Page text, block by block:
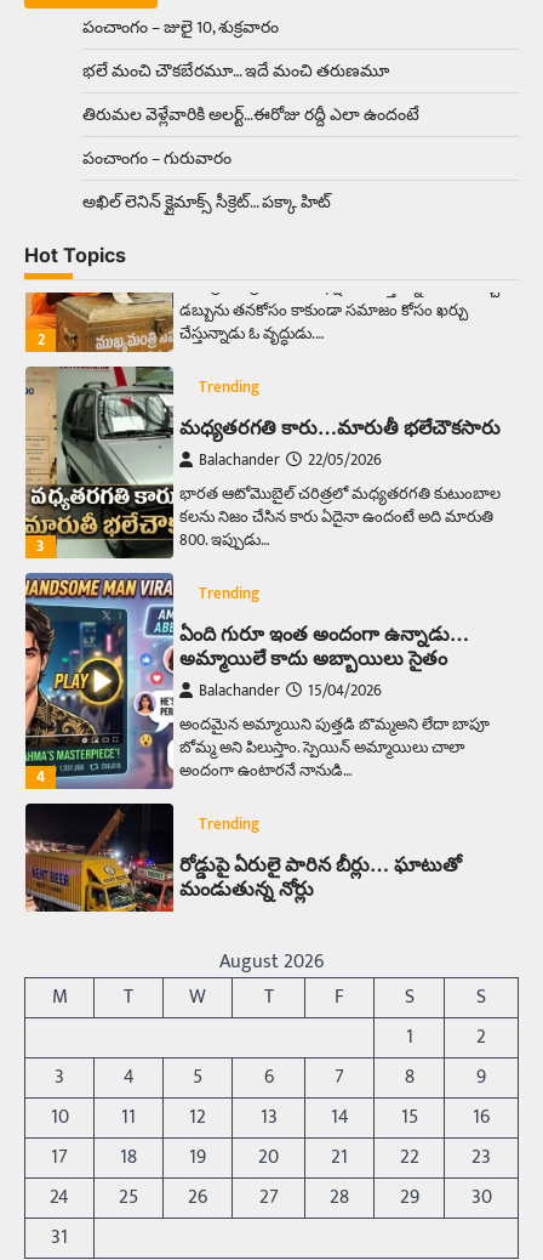
పంచాంగం – జులై 10, శుక్రవారం
భలే మంచి చౌకబేరమూ… ఇదే మంచి తరుణమూ
తిరుమల వెళ్లేవారికి అలర్ట్‌…ఈరోజు రద్దీ ఎలా ఉందంటే
పంచాంగం – గురువారం
అఖిల్‌ లెనిన్ క్లైమాక్స్‌ సీక్రెట్‌… పక్కా హిట్‌
Hot Topics
Balachander
ఆదివారం వచ్చిందంటే చాలు సామాన్యుడి నుండి
సాఫ్ట్‌వేర్ ఉద్యోగి వరకు అందరికీ గుర్తొచ్చే మొదటి పని
‘బట్టలు ఉతకడం’. వారం…
2
Trending
మనసున్న బిచ్చగాడు… సీఎం నిధికి భారీగా
విరాళం
కడుపు నింపుకోవడానికి భిక్షాటన చేస్తున్నా… చేతికి వచ్చిన
డబ్బును తనకోసం కాకుండా సమాజం కోసం ఖర్చు
చేస్తున్నాడు ఓ వృద్ధుడు.…
3
Trending
మధ్యతరగతి కారు…మారుతీ భలేచౌకసారు
Balachander 22/05/2026
భారత ఆటోమొబైల్ చరిత్రలో మధ్యతరగతి కుటుంబాల
కలను నిజం చేసిన కారు ఏదైనా ఉందంటే అది మారుతి
800. ఇప్పుడు…
4
Trending
ఏంది గురూ ఇంత అందంగా ఉన్నాడు…
అమ్మాయిలే కాదు అబ్బాయిలు సైతం
Balachander 15/04/2026
అందమైన అమ్మాయిని పుత్తడి బొమ్మఅని లేదా బాపూ
బోమ్మ అని పిలుస్తాం. స్పెయిన్‌ అమ్మాయిలు చాలా
అందంగా ఉంటారనే నానుడి…
Trending
రోడ్డుపై ఏరులై పారిన బీర్లు… ఘాటుతో
మండుతున్న నోర్లు
ఉత్తర ప్రదేశ్‌లోని ఝాన్సీ జిల్లాలో ఒక వింతైన రోడ్డు
ప్రమాదం చోటుచేసుకుంది. ఝాన్సీ–కాన్పూర్ జాతీయ
రహదారిపై వేల సంఖ్యలో బీరు…
1
Trending
అక్కడ ఆదివారం బట్టలు ఉతికితే…జైలుకే
Balachander 13/06/2026
ఆదివారం వచ్చిందంటే చాలు సామాన్యుడి నుండి
సాఫ్ట్‌వేర్ ఉద్యోగి వరకు అందరికీ గుర్తొచ్చే మొదటి పని
‘బట్టలు ఉతకడం’. వారం…
August 2026
M
T W T F S
S
1
2
3
4 5 6 7 8
9
10
11 12 13 14 15
16
17
18 19 20 21 22
23
24
25 26 27 28 29
30
31